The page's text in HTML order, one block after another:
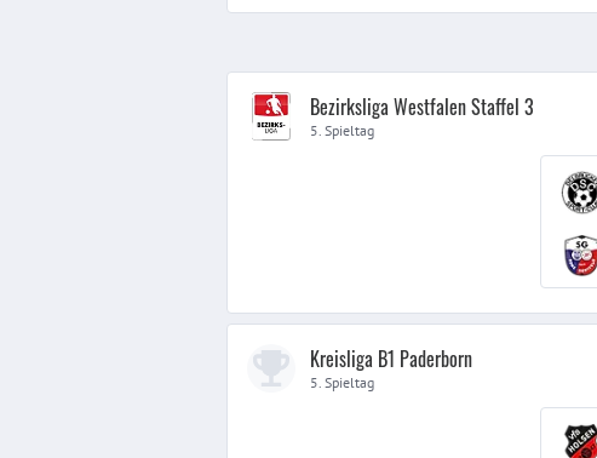
Bezirksliga Westfalen Staffel 3
5. Spieltag
Kreisliga B1 Paderborn
5. Spieltag